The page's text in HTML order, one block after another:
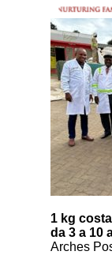
1 kg
da 3 a 10
Arches